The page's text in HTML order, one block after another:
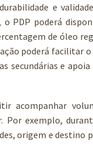
e
PDP poderá
de óleo
poderá facilitar o
secundárias e
acompanhar
Por exemplo,
origem e destino